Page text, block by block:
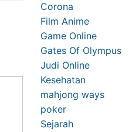
Corona
Film Anime
Game Online
Gates Of Olympus
Judi Online
Kesehatan
mahjong ways
poker
Sejarah